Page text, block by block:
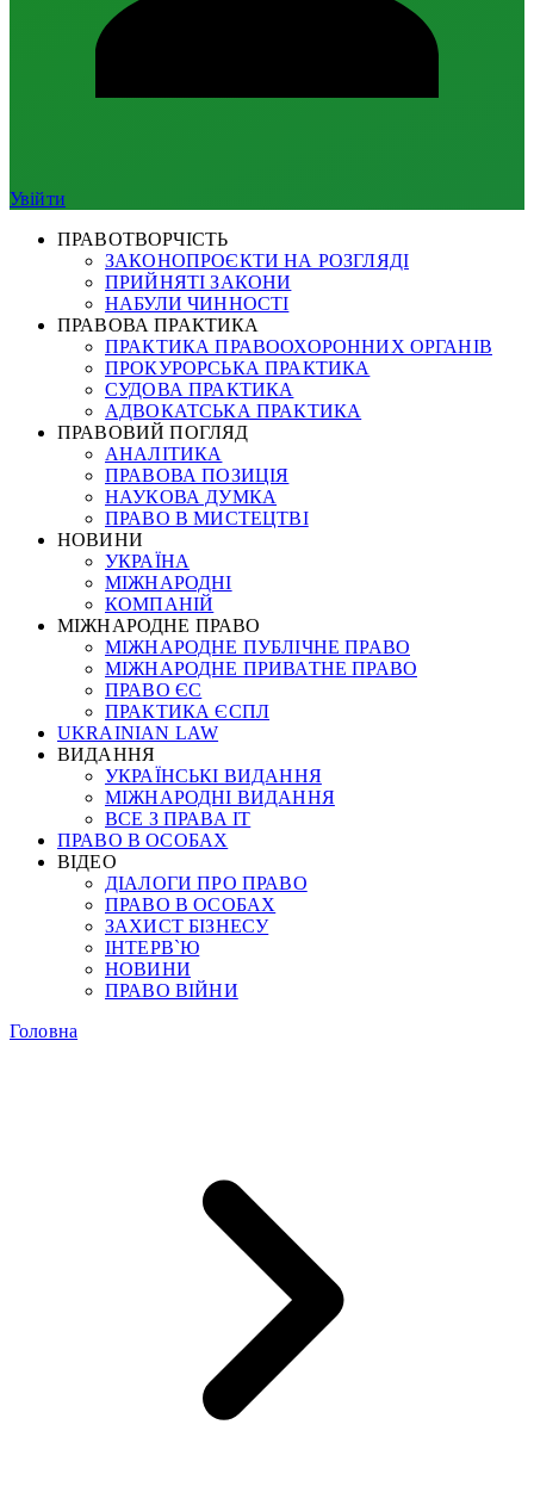
Увійти
ПРАВОТВОРЧІСТЬ
ЗАКОНОПРОЄКТИ НА РОЗГЛЯДІ
ПРИЙНЯТІ ЗАКОНИ
НАБУЛИ ЧИННОСТІ
ПРАВОВА ПРАКТИКА
ПРАКТИКА ПРАВООХОРОННИХ ОРГАНІВ
ПРОКУРОРСЬКА ПРАКТИКА
СУДОВА ПРАКТИКА
АДВОКАТСЬКА ПРАКТИКА
ПРАВОВИЙ ПОГЛЯД
АНАЛІТИКА
ПРАВОВА ПОЗИЦІЯ
НАУКОВА ДУМКА
ПРАВО В МИСТЕЦТВІ
НОВИНИ
УКРАЇНА
МІЖНАРОДНІ
КОМПАНІЙ
МІЖНАРОДНЕ ПРАВО
МІЖНАРОДНЕ ПУБЛІЧНЕ ПРАВО
МІЖНАРОДНЕ ПРИВАТНЕ ПРАВО
ПРАВО ЄС
ПРАКТИКА ЄСПЛ
UKRAINIAN LAW
ВИДАННЯ
УКРАЇНСЬКІ ВИДАННЯ
МІЖНАРОДНІ ВИДАННЯ
ВСЕ З ПРАВА ІТ
ПРАВО В ОСОБАХ
ВІДЕО
ДІАЛОГИ ПРО ПРАВО
ПРАВО В ОСОБАХ
ЗАХИСТ БІЗНЕСУ
ІНТЕРВ`Ю
НОВИНИ
ПРАВО ВІЙНИ
Головна